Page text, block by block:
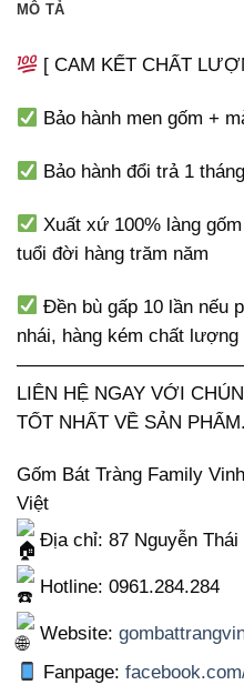
MÔ TẢ
[ CAM KẾT CHẤT
Bảo hành men gốm +
Bảo hành đổi trả 1
Xuất xứ 100% làng
tuổi đời hàng trăm năm
Đền bù gấp 10 lần nếu
nhái, hàng kém chất lượng
LIÊN HỆ NGAY VỚI
TỐT NHẤT VỀ SẢN PHẨM.
Gốm Bát Tràng Family
Việt
Địa chỉ: 87 Nguyễn
Hotline: 0961.284.284
Website:
Fanpage: